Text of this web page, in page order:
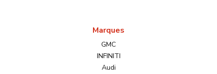
Marques
GMC
INFINITI
Audi